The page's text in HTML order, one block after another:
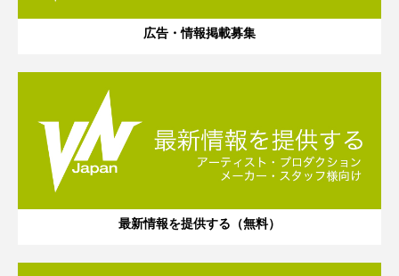
広告・情報掲載募集
最新情報を提供する（無料）